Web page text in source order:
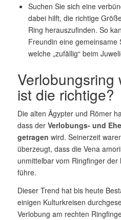
Suchen Sie sich eine
dabei hilft, die richtige
Ring herauszufinden. So
Freundin eine gemeinsame
welche „zufällig“ beim
Verlobungsring
ist die richtige?
Die alten Ägypter und Römer
dass der Verlobungs- und
getragen wird. Seinerzeit
überzeugt, dass die Vena
unmittelbar vom Ringfinger
führe.
Dieser Trend hat bis heute
einigen Kulturkreisen
Verlobung am rechten